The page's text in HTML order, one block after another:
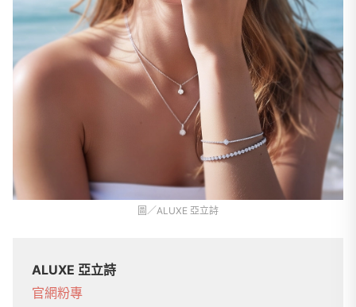
圖／ALUXE 亞立詩
ALUXE 亞立詩
官網粉專